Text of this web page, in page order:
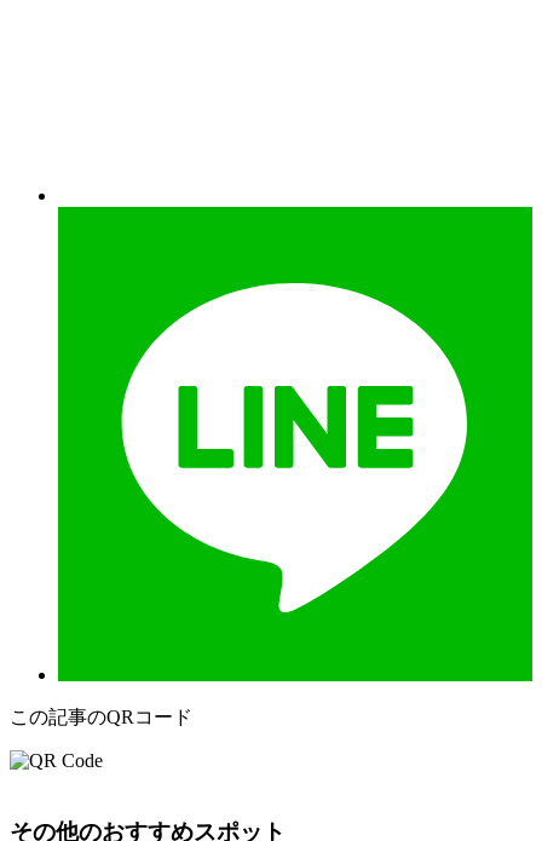
この記事のQRコード
その他のおすすめスポット